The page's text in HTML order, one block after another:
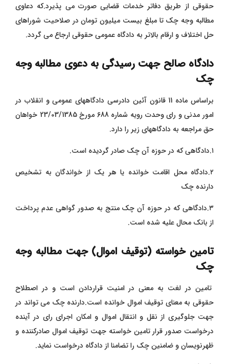
حقوقی از طریق دفاتر خدمات قضایی صورت می پذیرد.که دعاوی
مطالبه وجه چک تا مبلغ بیست میلیون تومان در صلاحیت شوراهای
حل اختلاف و ارقام بالاتر به دادگاه عمومی حقوقی ارجاع می گردد.
دادگاه صالح جهت رسیدگی به دعوی مطالبه وجه
چک
براساس ماده 11 قانون آئین دادرسی دادگاههای عمومی و انقلاب در
امور مدنی و رای وحدت رویه شماره 688 مورخ 23/03/1385 خواهان
حق مراجعه به دادگاههای زیر را دارد.
۱.دادگاهی که در حوزه آن چک صادر گردیده است.
۲.دادگاه محل اقامت خوانده یا هر یک از خواندگان به تشخیص
دارنده چک
۳.دادگاهی که در حوزه آن چک منتج به صدور گواهی عدم پرداخت
از بانک محال علیه شده است.
تامین خواسته (توقیف اموال) جهت مطالبه وجه
چک
تامین در لغت به معنی در امنیت قراردادن است و در اصطلاح
حقوقی به معنای توقیف اموال خوانده است.دارنده چک می تواند در
جهت جلوگیری از نقل و انتقال اموال و امکان اجرای رای در آینده
درخواست صدور قرار تامین خواسته جهت توقیف اموال صادرکننده و
ظهرنویسان و ضامنین چک را تضامنا از دادگاه درخواست نماید.